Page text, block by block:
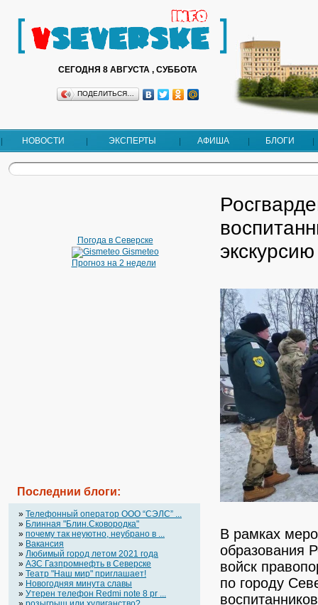
СЕГОДНЯ 8 АВГУСТА , СУББОТА
ПОДЕЛИТЬСЯ…
НОВОСТИ ЭКСПЕРТЫ АФИША БЛОГИ
Погода в Северске
Gismeteo
Прогноз на 2 недели
Последнии блоги:
» Телефонный оператор OOO “СЭЛС” ...
» Блинная "Блин.Сковородка"
» почему так неуютно, неубрано в ...
» Вакансия
» Любимый город летом 2021 года
» АЗС Газпромнефть в Северске
» Театр "Наш мир" приглашает!
» Новогодняя минута славы
» Утерен телефон Redmi note 8 pr ...
В рамках
образования
войск
по городу